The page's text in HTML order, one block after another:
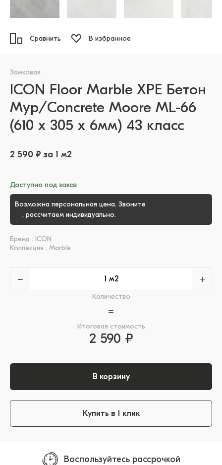
Сравнить В избранное
Замковая
ICON Floor Marble XPE Бетон
Мур/Concrete Moore ML-66
(610 х 305 x 6мм) 43 класс
2 590 ₽ за 1 м2
Доступно под заказ
Возможна персональная цена. Звоните
, рассчитаем индивидуально.
Бренд : ICON
Коллекция : Marble
− +
Количество
=
Итоговая стоимость
2 590 ₽
В корзину
Купить в 1 клик
Воспользуйтесь рассрочкой